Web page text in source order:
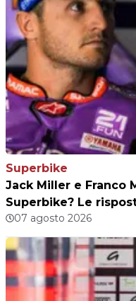
Superbike
Jack Miller e Franco
Superbike? Le
07 agosto 2026